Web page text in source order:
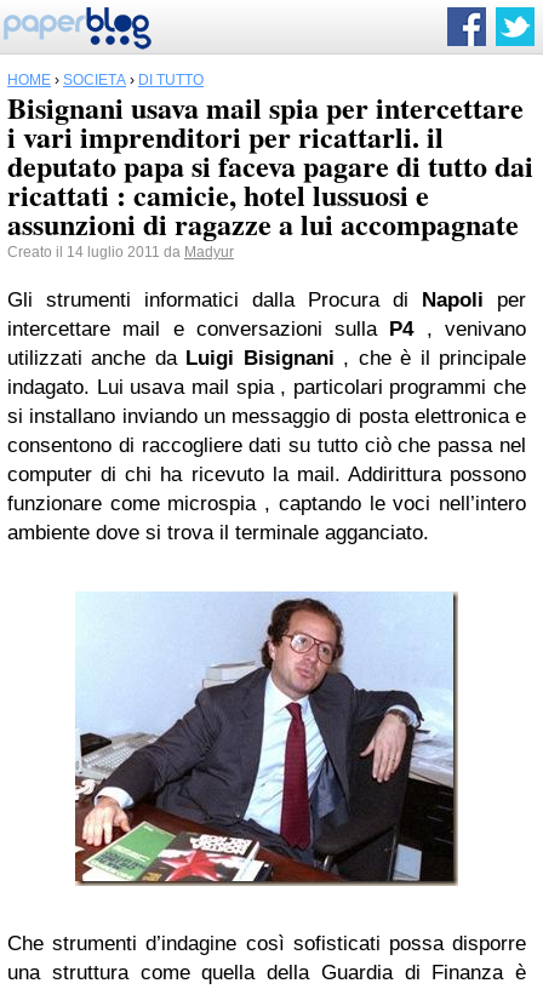
HOME › SOCIETÀ › DI TUTTO
Bisignani usava mail spia per intercettare
i vari imprenditori per ricattarli. il
deputato papa si faceva pagare di tutto dai
ricattati : camicie, hotel lussuosi e
assunzioni di ragazze a lui accompagnate
Creato il 14 luglio 2011 da Madyur
Gli strumenti informatici dalla Procura di Napoli per
intercettare mail e conversazioni sulla P4, venivano
utilizzati anche da Luigi Bisignani , che è il principale
indagato. Lui usava mail spia , particolari programmi che
si installano inviando un messaggio di posta elettronica e
consentono di raccogliere dati su tutto ciò che passa nel
computer di chi ha ricevuto la mail. Addirittura possono
funzionare come microspia , captando le voci nell’intero
ambiente dove si trova il terminale agganciato.
Che strumenti d’indagine così sofisticati possa disporre
una struttura come quella della Guardia di Finanza è